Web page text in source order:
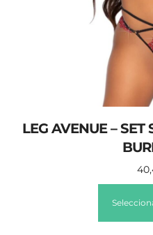
LEG AVENUE – SET